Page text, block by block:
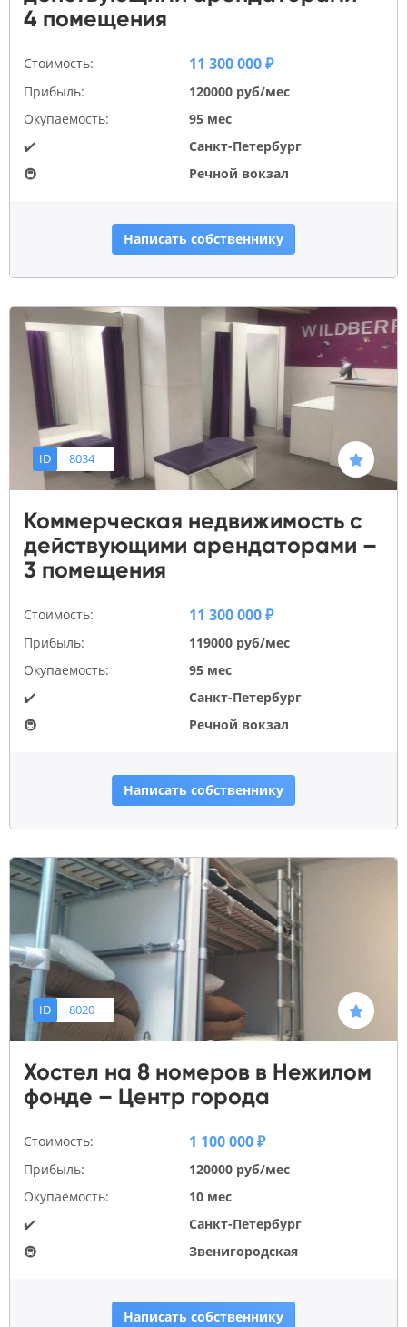
4 помещения
Стоимость: 11 300 000 ₽
Прибыль:
120000 руб/мес
Окупаемость:
95 мес
✔️
Санкт-Петербург
🚇
Речной вокзал
Написать собственнику
ID 8034
Коммерческая недвижимость с
действующими арендаторами –
3 помещения
Стоимость: 11 300 000 ₽
Прибыль:
119000 руб/мес
Окупаемость:
95 мес
✔️
Санкт-Петербург
🚇
Речной вокзал
Написать собственнику
ID 8020
Хостел на 8 номеров в Нежилом
фонде – Центр города
Стоимость: 1 100 000 ₽
Прибыль:
120000 руб/мес
Окупаемость:
10 мес
✔️
Санкт-Петербург
🚇
Звенигородская
Написать собственнику